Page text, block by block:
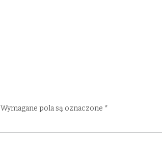
Wymagane pola są oznaczone *